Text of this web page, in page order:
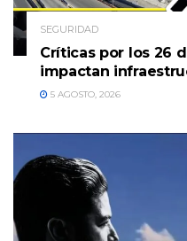
SEGURIDAD
Críticas por los 26
impactan
5 AGOSTO, 2026